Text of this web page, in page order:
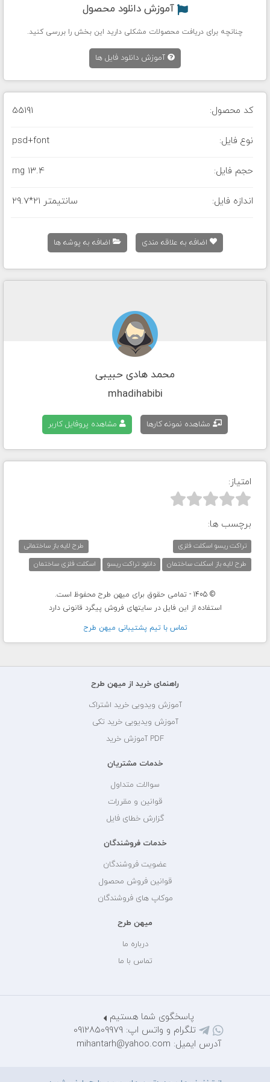
آموزش دانلود محصول
چنانچه برای دریافت محصولات مشکلی دارید این بخش را بررسی کنید.
آموزش دانلود فایل ها
کد محصول: 55191
نوع فایل: psd+font
حجم فایل: 13.4 mg
اندازه فایل: 29.7*21 سانتیمتر
اضافه به علاقه مندی اضافه به پوشه ها
محمد هادی حبیبی
mhadihabibi
مشاهده نمونه کارها مشاهده پروفایل کاربر
امتیاز:



برچسب ها:
تراکت ریسو اسکلت فلزی
طرح لایه باز ساختمانی
طرح لایه باز اسکلت ساختمان
دانلود تراکت ریسو اسکلت فلزی ساختمان
© 1405 - تمامی حقوق برای میهن طرح محفوظ است.
استفاده از این فایل در سایتهای فروش پیگرد قانونی دارد
تماس با تيم پشتيبانی ميهن طرح
راهنمای خرید از میهن طرح
آموزش ویدویی خرید اشتراک
آموزش ویدیویی خرید تکی
PDF آموزش خرید
خدمات مشتریان
سوالات متداول
قوانین و مقررات
گزارش خطای فایل
خدمات فروشندگان
عضویت فروشندگان
قوانین فروش محصول
موکاپ های فروشندگان
میهن طرح
درباره ما
تماس با ما
پاسخگوی شما هستیم
تلگرام و واتس اپ: 09128509979
آدرس ایمیل: mihantarh@yahoo.com